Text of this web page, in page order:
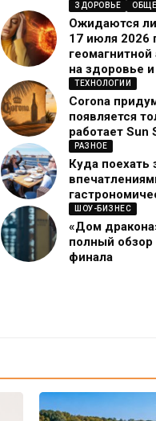
ЗДОРОВЬЕ
Ожидаются
17 июля 2026
на здоровье
ТЕХНОЛОГИИ
Corona
появляется
работает Sun
РАЗНОЕ
Куда поехать
ШОУ-БИЗНЕС
«Дом
полный
финала